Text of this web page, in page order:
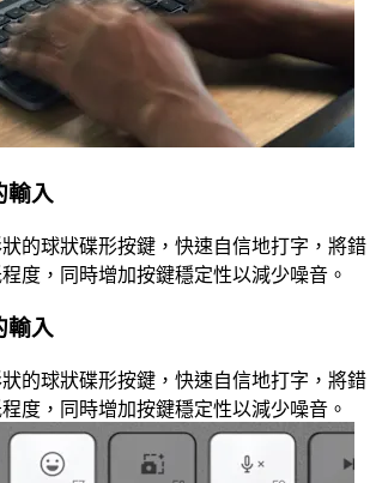
輸入
的球狀碟形按鍵，快速自信地打字，將錯
度，同時增加按鍵穩定性以減少噪音。
輸入
的球狀碟形按鍵，快速自信地打字，將錯
度，同時增加按鍵穩定性以減少噪音。